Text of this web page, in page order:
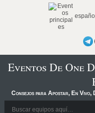
español
Eventos De One
Consejos para Apostar, En Vivo,